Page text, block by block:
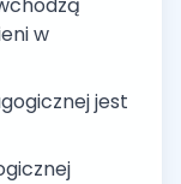
w
jest